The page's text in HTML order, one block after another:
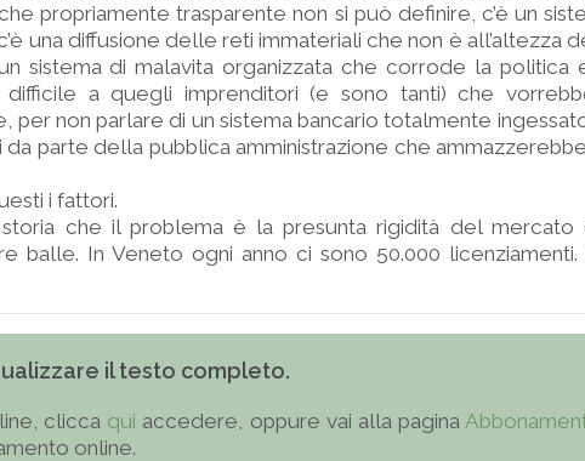
propriamente trasparente non si può definire, c’è un
una diffusione delle reti immateriali che non è all’altezza
sistema di malavita organizzata che corrode la politica
a quegli imprenditori (e sono tanti) che
per non parlare di un sistema bancario totalmente
da parte della pubblica amministrazione che
i fattori.
storia che il problema è la presunta rigidità del mercato
balle. In Veneto ogni anno ci sono 50.000 licenziamenti.
il testo completo.
clicca qui accedere, oppure vai alla pagina
online.